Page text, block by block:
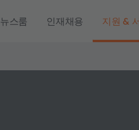
뉴스룸 인재채용 지원 &